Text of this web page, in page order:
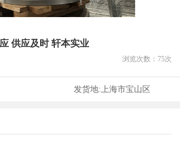
供应及时 轩本实业
浏览次数： 75次
发货地:上海市宝山区